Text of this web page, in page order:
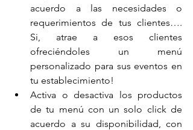
acuerdo a las necesidades o
requerimientos de tus clientes….
Si, atrae a esos clientes
ofreciéndoles un menú
personalizado para sus eventos en
tu establecimiento!
Activa o desactiva los productos
de tu menú con un solo click de
acuerdo a su disponibilidad, con